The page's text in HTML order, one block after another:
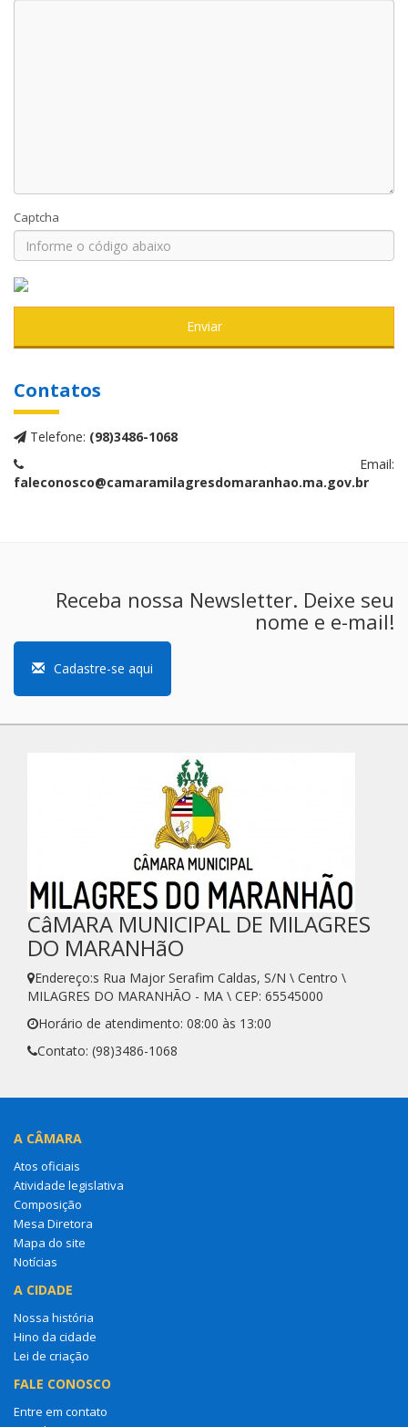
Captcha
Enviar
Contatos
Telefone: (98)3486-1068
Email:
faleconosco@camaramilagresdomaranhao.ma.gov.br
Receba nossa Newsletter. Deixe seu
nome e e-mail!
Cadastre-se aqui
CâMARA MUNICIPAL DE MILAGRES
DO MARANHãO
Endereço:s Rua Major Serafim Caldas, S/N \ Centro \
MILAGRES DO MARANHÃO - MA \ CEP: 65545000
Horário de atendimento: 08:00 às 13:00
Contato: (98)3486-1068
A CÂMARA
Atos oficiais
Atividade legislativa
Composição
Mesa Diretora
Mapa do site
Notícias
A CIDADE
Nossa história
Hino da cidade
Lei de criação
FALE CONOSCO
Entre em contato